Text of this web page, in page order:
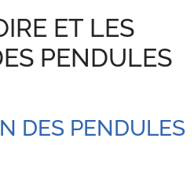
ET LES
PENDULES
DES PENDULES